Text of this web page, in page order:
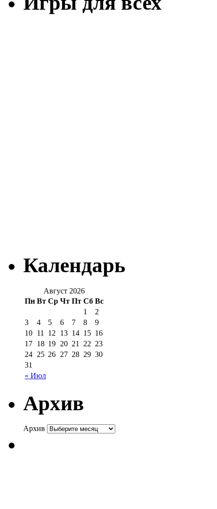
Календарь
Август 2026
Пн Вт Ср Чт Пт Сб Вс
« Июл
1
2
3
4 5 6 7 8
9
10 11 12 13 14 15 16
17 18 19 20 21 22 23
24 25 26 27 28 29 30
31
Архив
Архив